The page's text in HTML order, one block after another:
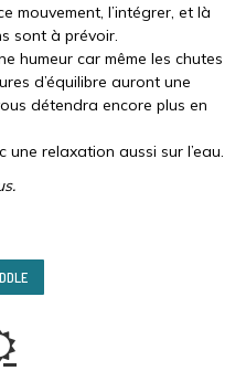
mouvement, l’intégrer, et là
sont à prévoir.
humeur car même les chutes
d’équilibre auront une
détendra encore plus en
relaxation aussi sur l’eau.